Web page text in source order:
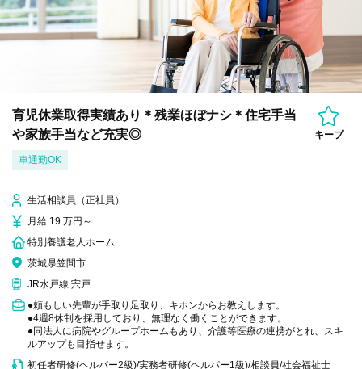
育児休業取得実績あり＊残業ほぼナシ＊住宅手当
や家族手当など充実◎
キープ
車通勤OK
生活相談員（正社員）
月給 19 万円～
特別養護老人ホーム
茨城県笠間市
JR水戸線 宍戸
●頼もしい先輩が手取り足取り、キホンからお教えします。
●4週8休制を採用しており、無理なく働くことができます。
●同法人に病院やグループホームもあり、介護等医療の連携がとれ、スキ
ルアップも目指せます。
初任者研修(ヘルパー2級)/実務者研修(ヘルパー1級)/相談員/社会福祉士